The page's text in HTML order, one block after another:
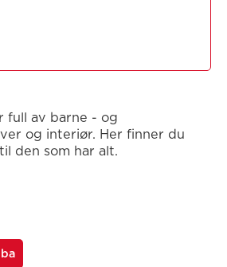
full av barne - og
og interiør. Her finner du
den som har alt.